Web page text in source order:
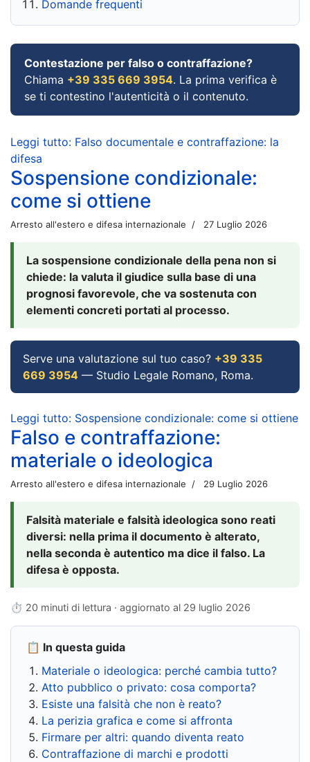
Domande frequenti
Contestazione per falso o contraffazione?
Chiama +39 335 669 3954. La prima verifica è
se ti contestino l'autenticità o il contenuto.
Leggi tutto: Falso documentale e contraffazione: la
difesa
Sospensione condizionale:
come si ottiene
Arresto all'estero e difesa internazionale 27 Luglio 2026
La sospensione condizionale della pena non si
chiede: la valuta il giudice sulla base di una
prognosi favorevole, che va sostenuta con
elementi concreti portati al processo.
Serve una valutazione sul tuo caso? +39 335
669 3954 — Studio Legale Romano, Roma.
Leggi tutto: Sospensione condizionale: come si ottiene
Falso e contraffazione:
materiale o ideologica
Arresto all'estero e difesa internazionale 29 Luglio 2026
Falsità materiale e falsità ideologica sono reati
diversi: nella prima il documento è alterato,
nella seconda è autentico ma dice il falso. La
difesa è opposta.
⏱ 20 minuti di lettura · aggiornato al 29 luglio 2026
📋 In questa guida
Materiale o ideologica: perché cambia tutto?
Atto pubblico o privato: cosa comporta?
Esiste una falsità che non è reato?
La perizia grafica e come si affronta
Firmare per altri: quando diventa reato
Contraffazione di marchi e prodotti